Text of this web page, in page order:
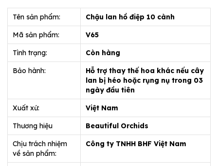
Tên sản phẩm: Chậu lan hồ điệp 10 cành
Mã sản phẩm: V65
Tình trạng: Còn hàng
Bảo hành:
Hỗ trợ thay thế hoa khác nếu cây
lan bị héo hoặc rụng nụ trong 03
ngày đầu tiên
Xuất xứ: Việt Nam
Thương hiệu Beautiful Orchids
Chịu trách nhiệm
về sản phẩm:
Công ty TNHH BHF Việt Nam